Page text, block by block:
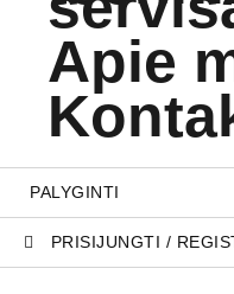
Apie
PALYGINTI
PRISIJUNGTI /